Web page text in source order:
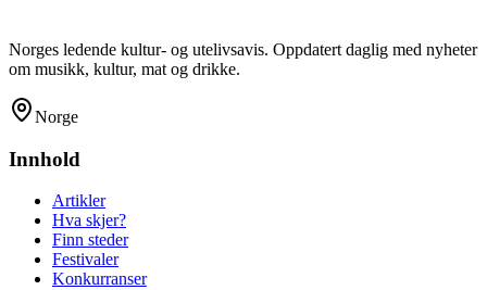
Norges ledende kultur- og utelivsavis. Oppdatert daglig med nyheter
om musikk, kultur, mat og drikke.
Norge
Innhold
Artikler
Hva skjer?
Finn steder
Festivaler
Konkurranser